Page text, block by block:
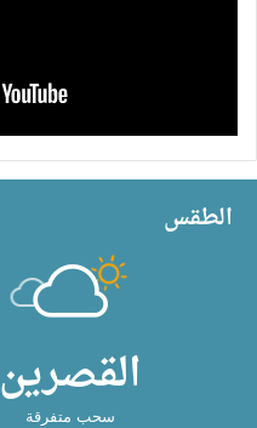
الطقس
القصرين
سحب متفرقة